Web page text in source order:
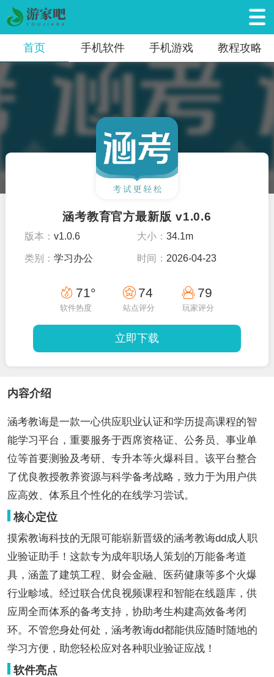
首页 手机软件 手机游戏 教程攻略
涵考教育官方最新版 v1.0.6
版本：v1.0.6 大小： 34.1m
类别：学习办公 时间： 2026-04-23
71°
软件热度
74
站点评分
79
玩家评分
立即下载
内容介绍
涵考教诲是一款一心供应职业认证和学历提高课程的智
能学习平台，重要服务于西席资格证、公务员、事业单
位等首要测验及考研、专升本等火爆科目。该平台整合
了优良教授教养资源与科学备考战略，致力于为用户供
应高效、体系且个性化的在线学习尝试。
核心定位
摸索教诲科技的无限可能崭新晋级的涵考教诲dd成人职
业验证助手！这款专为成年职场人策划的万能备考道
具，涵盖了建筑工程、财会金融、医药健康等多个火爆
行业畛域。经过联合优良视频课程和智能在线题库，供
应周全而体系的备考支持，协助考生构建高效备考闭
环。不管您身处何处，涵考教诲dd都能供应随时随地的
学习方便，助您轻松应对各种职业验证应战！
软件亮点